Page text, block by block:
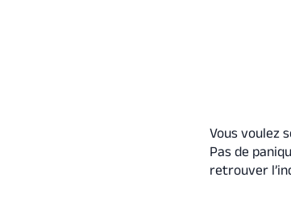
Vous voulez
Pas de
retrouver